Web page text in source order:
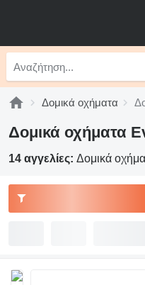
Δομικά οχήματα
Δομικά οχήματα
14 αγγελίες: Δομικά